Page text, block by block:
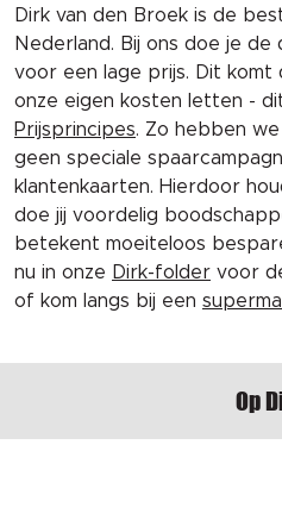
Dirk van den Broek is de
Nederland. Bij ons doe je
voor een lage prijs. Dit
onze eigen kosten letten -
Prijsprincipes. Zo hebben
geen speciale
klantenkaarten. Hierdoor
doe jij voordelig
betekent moeiteloos
nu in onze Dirk-folder voor
of kom langs bij een
Op